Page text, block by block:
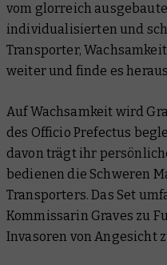
vom glorreich
individualisierten und
Transporter,Wachsamkeit
weiter und finde es
AufWachsamkeit wird
des Officio Prefectus
davon trägt ihr
bedienen die Schweren
Transporters. Das Set
Kommissarin Graves zu
Invasoren von Angesicht